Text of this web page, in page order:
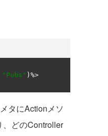
"Pubs" )
タにActionメソ
、どのController